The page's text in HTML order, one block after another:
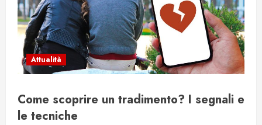
Attualità
Come scoprire un tradimento? I segnali e
le tecniche